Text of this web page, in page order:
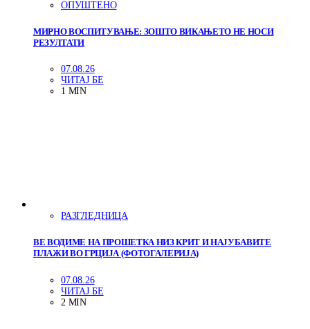
ОПУШТЕНО
МИРНО ВОСПИТУВАЊЕ: ЗОШТО ВИКАЊЕТО НЕ НОСИ
РЕЗУЛТАТИ
07.08.26
ЧИТАЈ БЕ
1 MIN
РАЗГЛЕДНИЦА
ВЕ ВОДИМЕ НА ПРОШЕТКА НИЗ КРИТ И НАЈУБАВИТЕ
ПЛАЖИ ВО ГРЦИЈА (ФОТОГАЛЕРИЈА)
07.08.26
ЧИТАЈ БЕ
2 MIN